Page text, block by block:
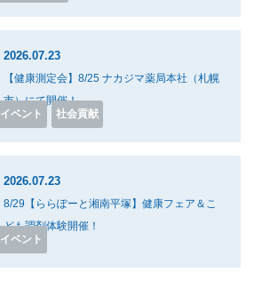
2026.07.23
【健康測定会】8/25 ナカジマ薬局本社（札幌
市）にて開催！
イベント 社会貢献
2026.07.23
8/29【ららぽーと湘南平塚】健康フェア＆こ
ども調剤体験開催！
イベント